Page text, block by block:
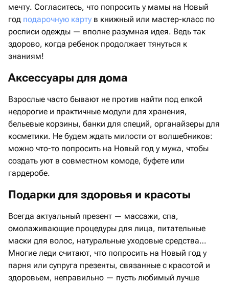
мечту. Согласитесь, что попросить у мамы на Новый
год подарочную карту в книжный или мастер-класс по
росписи одежды — вполне разумная идея. Ведь так
здорово, когда ребенок продолжает тянуться к
знаниям!
Аксессуары для дома
Взрослые часто бывают не против найти под елкой
недорогие и практичные модули для хранения,
бельевые корзины, банки для специй, органайзеры для
косметики. Не будем ждать милости от волшебников:
можно что-то попросить на Новый год у мужа, чтобы
создать уют в совместном комоде, буфете или
гардеробе.
Подарки для здоровья и красоты
Всегда актуальный презент — массажи, спа,
омолаживающие процедуры для лица, питательные
маски для волос, натуральные уходовые средства…
Многие леди считают, что попросить на Новый год у
парня или супруга презенты, связанные с красотой и
здоровьем, неправильно — пусть любимый лучше